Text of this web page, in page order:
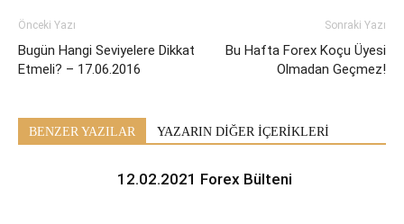
Önceki Yazı
Bugün Hangi Seviyelere Dikkat
Etmeli? – 17.06.2016
Sonraki Yazı
Bu Hafta Forex Koçu Üyesi
Olmadan Geçmez!
BENZER YAZILAR YAZARIN DİĞER İÇERİKLERİ
12.02.2021 Forex Bülteni